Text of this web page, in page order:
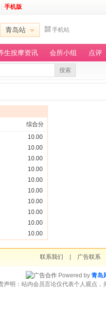
手机版
青岛站 手机站
生按摩资讯 会所小组 点评
搜索
综合分
10.00
10.00
10.00
10.00
10.00
10.00
10.00
10.00
10.00
10.00
联系我们 广告联系
Powered by 青岛
声明：站内会员言论仅代表个人观点